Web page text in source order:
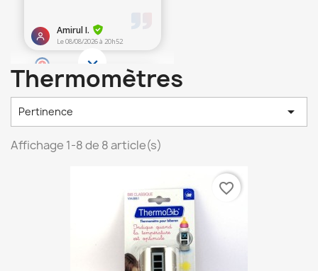
Thermomètres
Pertinence 
Affichage 1-8 de 8 article(s)
favorite_border